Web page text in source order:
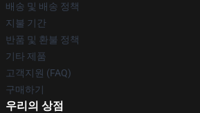
배송 및 배송 정책
지불 기간
반품 및 환불 정책
기타 제품
고객지원 (FAQ)
구매하기
우리의 상점